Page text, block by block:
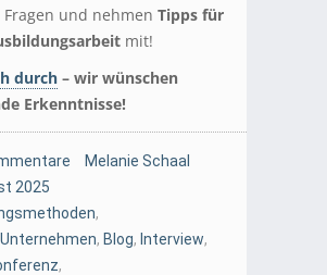
Fragen und nehmen Tipps für
mit!
durch – wir wünschen
Erkenntnisse!
Melanie Schaal
2025
,
, Blog, Interview,
,